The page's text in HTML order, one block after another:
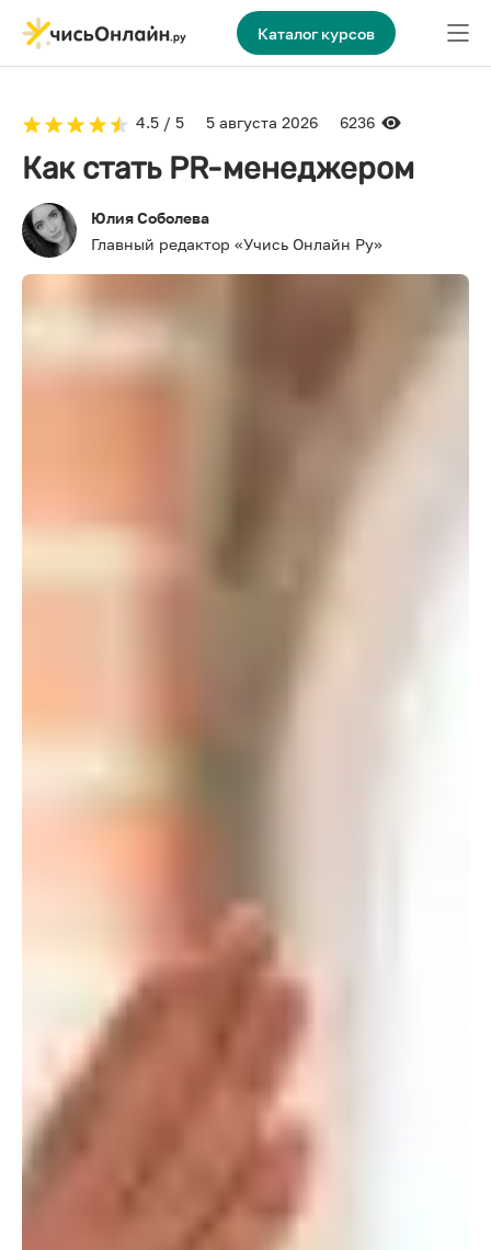
Каталог курсов
4.5 / 5 5 августа 2026 6236
Как стать PR-менеджером
Юлия Соболева
Главный редактор «Учись Онлайн Ру»